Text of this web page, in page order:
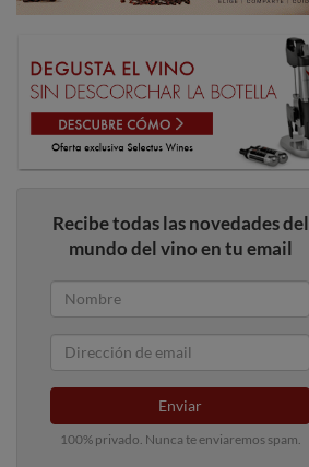
Recibe todas las novedades del
mundo del vino en tu email
Enviar
100% privado. Nunca te enviaremos spam.